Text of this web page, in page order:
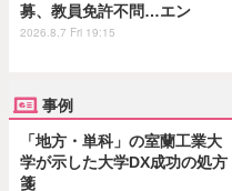
募、教員免許不問…エン
2026.8.7 Fri 19:15
事例
「地方・単科」の室蘭工業大
学が示した大学DX成功の処方
箋